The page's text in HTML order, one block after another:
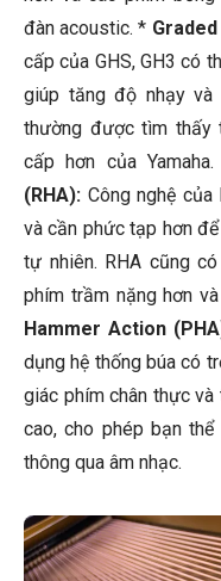
đàn acoustic. *
cấp của GHS, GH3 có
giúp tăng độ nhạy và
thường được tìm thấy
cấp hơn của
(RHA): Công nghệ
và cần phức tạp hơn
tự nhiên. RHA cũng
phím trầm nặng hơn
Hammer Action
dụng hệ thống búa có
giác phím chân thực
cao, cho phép bạn
thông qua âm nhạc.